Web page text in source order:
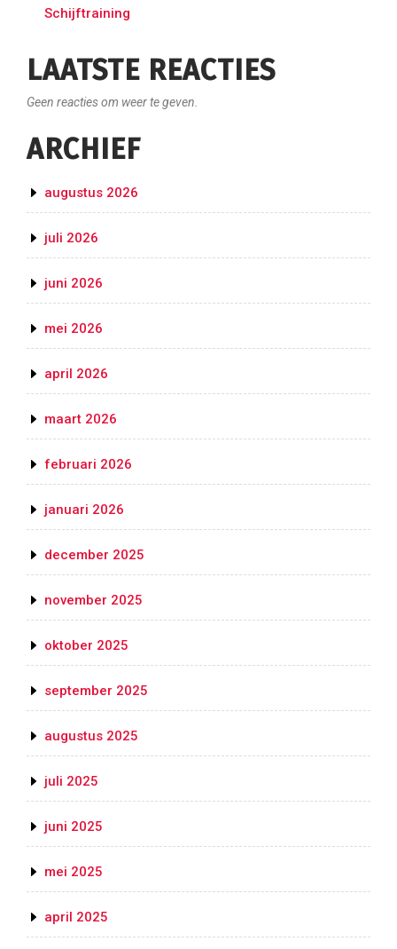
Schijftraining
LAATSTE REACTIES
Geen reacties om weer te geven.
ARCHIEF
augustus 2026
juli 2026
juni 2026
mei 2026
april 2026
maart 2026
februari 2026
januari 2026
december 2025
november 2025
oktober 2025
september 2025
augustus 2025
juli 2025
juni 2025
mei 2025
april 2025